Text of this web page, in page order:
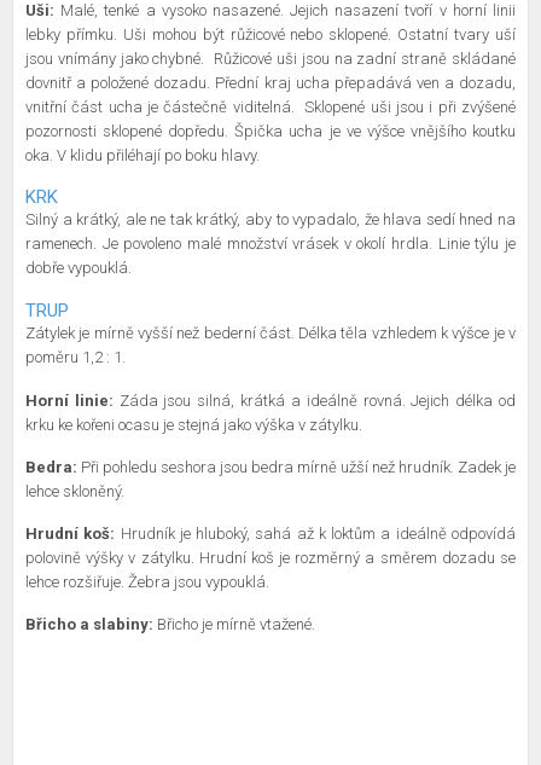
Uši: Malé, tenké a vysoko nasazené. Jejich nasazení tvoří v horní linii
lebky přímku. Uši mohou být růžicové nebo sklopené. Ostatní tvary uší
jsou vnímány jako chybné.
Růžicové uši jsou na zadní straně skládané
dovnitř a položené dozadu. Přední kraj ucha přepadává ven a dozadu,
vnitřní část ucha je částečně viditelná.
Sklopené uši jsou i při zvýšené
pozornosti sklopené dopředu. Špička ucha je ve výšce vnějšího koutku
oka. V klidu přiléhají po boku hlavy.
KRK
Silný a krátký, ale ne tak krátký, aby to vypadalo, že hlava sedí hned na
ramenech. Je povoleno malé množství vrásek v okolí hrdla. Linie týlu je
dobře vypouklá.
TRUP
Zátylek je mírně vyšší než bederní část. Délka těla vzhledem k výšce je v
poměru 1,2 : 1.
Horní linie: Záda jsou silná, krátká a ideálně rovná. Jejich délka od
krku ke kořeni ocasu je stejná jako výška v zátylku.
Bedra: Při pohledu seshora jsou bedra mírně užší než hrudník. Zadek je
lehce skloněný.
Hrudní koš: Hrudník je hluboký, sahá až k loktům a ideálně odpovídá
polovině výšky v zátylku. Hrudní koš je rozměrný a směrem dozadu se
lehce rozšiřuje. Žebra jsou vypouklá.
Břicho a slabiny: Břicho je mírně vtažené.